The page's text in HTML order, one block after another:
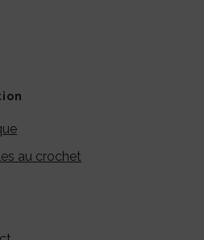
au crochet